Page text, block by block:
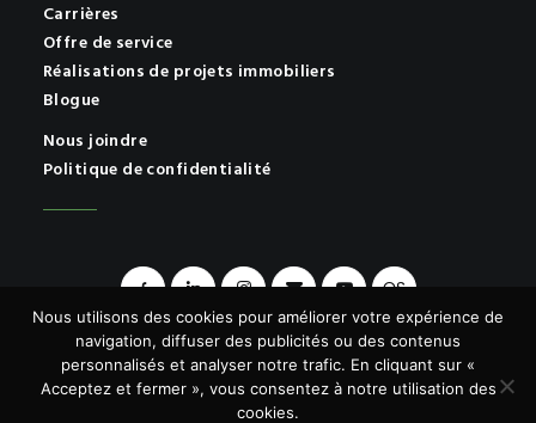
Carrières
Offre de service
Réalisations de projets immobiliers
Blogue
Nous joindre
Politique de confidentialité
OS
© 2026 A+ | Tous droits réservés.
Nous utilisons des cookies pour améliorer votre expérience de
navigation, diffuser des publicités ou des contenus
personnalisés et analyser notre trafic. En cliquant sur «
Acceptez et fermer », vous consentez à notre utilisation des
cookies.